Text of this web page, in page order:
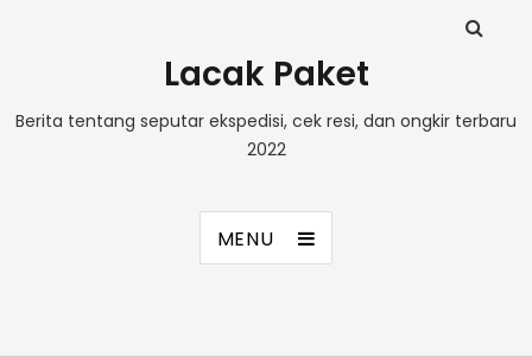
Lacak Paket
Berita tentang seputar ekspedisi, cek resi, dan ongkir terbaru
2022
MENU